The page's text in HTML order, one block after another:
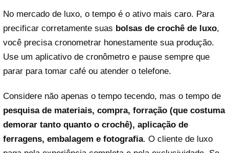
No mercado de luxo, o tempo é o ativo mais caro. Para
precificar corretamente suas bolsas de crochê de luxo,
você precisa cronometrar honestamente sua produção.
Use um aplicativo de cronômetro e pause sempre que
parar para tomar café ou atender o telefone.
Considere não apenas o tempo tecendo, mas o tempo de
pesquisa de materiais, compra, forração (que costuma
demorar tanto quanto o crochê), aplicação de
ferragens, embalagem e fotografia. O cliente de luxo